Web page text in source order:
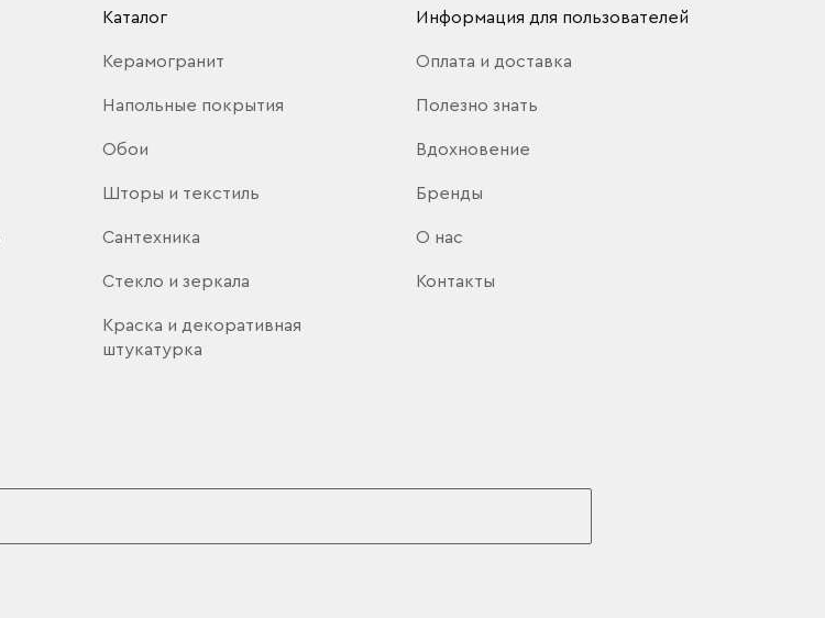
Каталог
Керамогранит
Напольные покрытия
Обои
Шторы и текстиль
Сантехника
Стекло и зеркала
Краска и декоративная
штукатурка
Информация для пользователей
Оплата и доставка
Полезно знать
Вдохновение
Бренды
О нас
Контакты